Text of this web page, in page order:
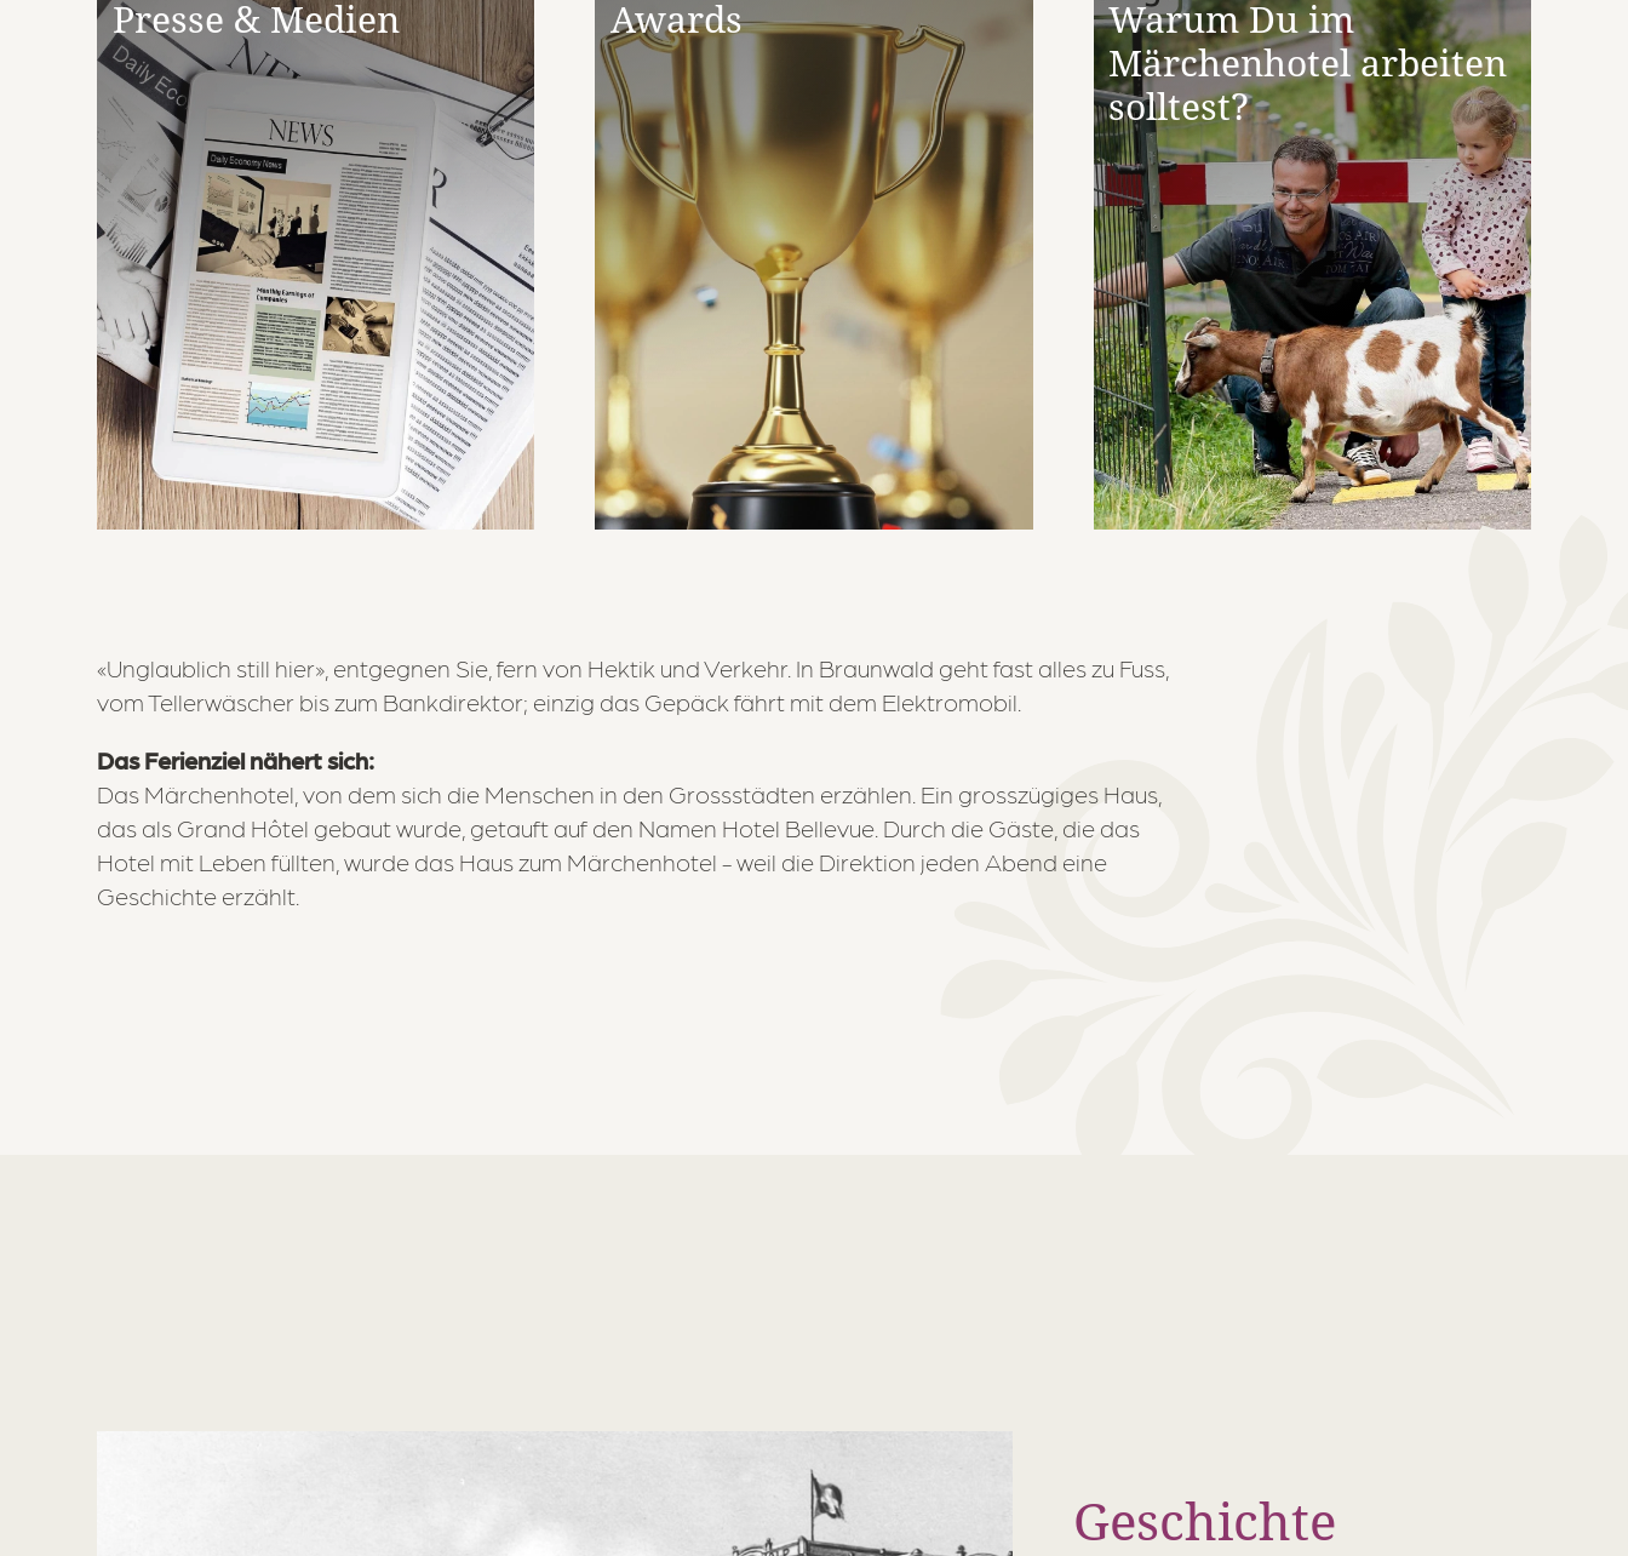
Presse & Medien Awards
Warum Du im
Märchenhotel arbeiten
solltest?
«Unglaublich still hier», entgegnen Sie, fern von Hektik und Verkehr. In Braunwald geht fast alles zu Fuss,
vom Tellerwäscher bis zum Bankdirektor; einzig das Gepäck fährt mit dem Elektromobil.
Das Ferienziel nähert sich:
Das Märchenhotel, von dem sich die Menschen in den Grossstädten erzählen. Ein grosszügiges Haus,
das als Grand Hôtel gebaut wurde, getauft auf den Namen Hotel Bellevue. Durch die Gäste, die das
Hotel mit Leben füllten, wurde das Haus zum Märchenhotel - weil die Direktion jeden Abend eine
Geschichte erzählt.
Geschichte